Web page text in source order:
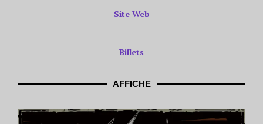
Site Web
Billets
AFFICHE